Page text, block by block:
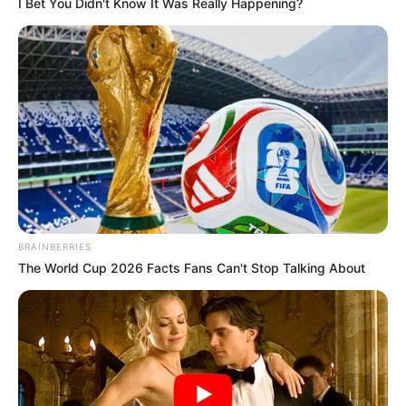
ΤΑ ΠΙΟ ΔΗΜΟΦΙΛΗ
I Bet You Didn't Know It Was Really Happening?
BRAINBERRIES
The World Cup 2026 Facts Fans Can't Stop Talking About